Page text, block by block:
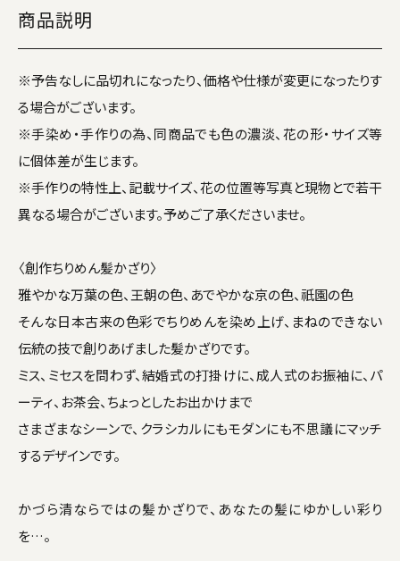
商品説明
※予告なしに品切れになったり、価格や仕様が変更になったりす
る場合がございます。
※手染め・手作りの為、同商品でも色の濃淡、花の形・サイズ等
に個体差が生じます。
※手作りの特性上、記載サイズ、花の位置等写真と現物とで若干
異なる場合がございます。予めご了承くださいませ。
〈創作ちりめん髪かざり〉
雅やかな万葉の色、王朝の色、あでやかな京の色、祇園の色
そんな日本古来の色彩でちりめんを染め上げ、まねのできない
伝統の技で創りあげました髪かざりです。
ミス、ミセスを問わず、結婚式の打掛けに、成人式のお振袖に、パ
ーティ、お茶会、ちょっとしたお出かけまで
さまざまなシーンで、クラシカルにもモダンにも不思議にマッチ
するデザインです。
かづら清ならではの髪かざりで、あなたの髪にゆかしい彩り
を…。